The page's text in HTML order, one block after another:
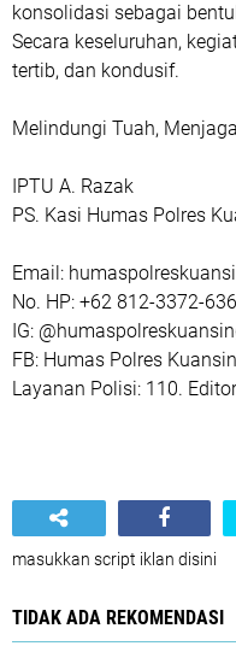
konsolidasi sebagai
Secara keseluruhan,
tertib, dan kondusif.
Melindungi Tuah,
IPTU A. Razak
PS. Kasi Humas Polres
Email:
No. HP: +62 812-3372-
IG:
FB: Humas Polres
Layanan Polisi: 110.
masukkan script iklan disini
TIDAK ADA REKOMENDASI